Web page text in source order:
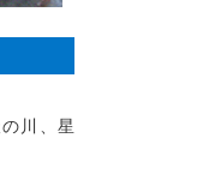
川、星